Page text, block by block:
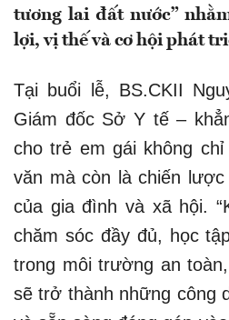
tương lai đất nước”
lợi, vị thế và cơ hội phát
Tại buổi lễ, BS.CKII
Giám đốc Sở Y tế –
cho trẻ em gái không
văn mà còn là chiến
của gia đình và xã hội.
chăm sóc đầy đủ, học
trong môi trường an
sẽ trở thành những công